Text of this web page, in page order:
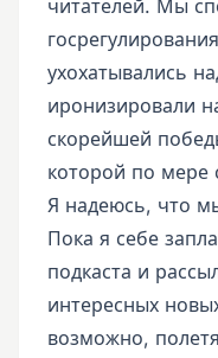
читателей. Мы
ухохатывались
иронизировали
скорейшей
которой по мере
Я надеюсь, что
Пока я себе
подкаста и
интересных
возможно,